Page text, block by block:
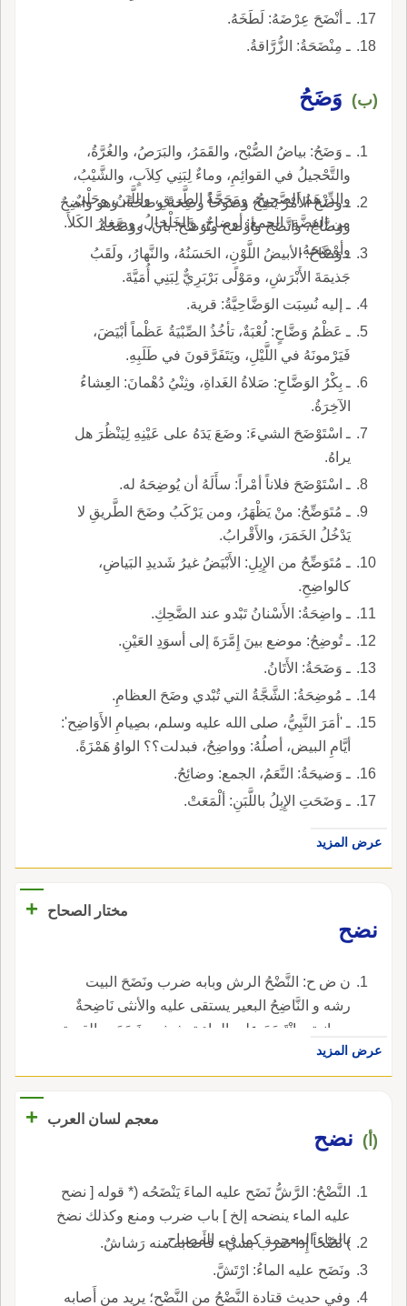
ـ أنْضَحَ عِرْضَهُ: لَطَخَهُ.
ـ مِنْضَحَةُ: الزُّرَّاقةُ.
(ب) وَضَحُ
ـ وَضَحُ: بياضُ الصُّبْح، والقَمَرُ، والبَرَصُ، والغُرَّةُ،
والتَّحْجيلُ في القوائِمِ، وماءٌ لِبَنِي كِلاَبٍ، والشَّيْبُ،
والدِّرْهَمُ الصَّحيحُ، ومَحَجَّةُ الطَّريقِ، واللَّبَنُ، وحَلْيٌ
من الفِضَّةِ، الجمع: أوضاحٌ، والخَلْخالُ، وصِغارُ الكَلأَ.
ـ وضَحَ الأَمْرُ يَضِحُ وضوحاً وضِحَةً وضَحَةً، وهو واضِحٌ
ووَضَّاحٌ، واتَّضَحَ وأوْضَحَ وتَوَضَّحَ: بانَ، ووَضَّحَهُ
وأوْضَحَهُ.
ـ وَضَّاحُ: الأبيضُ اللَّوْنِ، الحَسَنُهُ، والنَّهارُ، ولَقَبُ
جَذيمَةَ الأَبْرَشِ، ومَوْلًى بَرْبَرِيٌّ لِبَنِي أُمَيَّةَ.
ـ إليه نُسِبَت الوَضَّاحِيَّةُ: قرية.
ـ عَظْمُ وَضَّاحٍ: لُعْبَةٌ، تأخُذُ الصِّبْيَةُ عَظْماً أبْيَضَ،
فَيَرْمونَهُ في اللَّيْلِ، ويَتَفَرَّقونَ في طَلَبِهِ.
ـ بِكْرُ الوَضَّاحِ: صَلاةُ الغَداةِ، وثِنْيُ دُهْمانَ: العِشاءُ
الآخِرَةُ.
ـ اسْتَوْضَحَ الشيءَ: وضَعَ يَدَهُ على عَيْنِهِ لِيَنْظُرَ هل
يراهُ.
ـ اسْتَوْضَحَ فلاناً أمْراً: سأَلَهُ أن يُوضِحَهُ له.
ـ مُتَوَضِّحُ: منْ يَظْهَرُ، ومن يَرْكَبُ وضَحَ الطَّريقِ لا
يَدْخُلُ الخَمَرَ، والأَقْرابُ.
ـ مُتَوَضِّحُ من الإِبِلِ: الأَبْيَضُ غيرُ شَديدِ البَياضِ،
كالواضِحِ.
ـ واضِحَةُ: الأَسْنانُ تَبْدو عند الضَّحِكِ.
ـ تُوضِحُ: موضع بينَ إِمَّرَةَ إلى أسوَدِ العَيْنِ.
ـ وَضَحَةُ: الأَتَانُ.
ـ مُوضِحَةُ: الشَّجَّةُ التي تُبْدي وضَحَ العظامِ.
ـ 'أمَرَ النَّبِيُّ، صلى الله عليه وسلم، بصِيامِ الأَوَاضِح':
أيَّامِ البيض، أصلُهُ: وواضِحُ، فبدلت؟؟ الواوُ هَمْزَةً.
ـ وَضيحَةُ: النَّعَمُ، الجمع: وضائِحُ.
ـ وَضَحَتِ الإِبِلُ باللَّبَنِ: ألْمَعَتْ.
عرض المزيد
مختار الصحاح
+
نضح
ن ض ح: النَّضْحُ الرش وبابه ضرب ونَضَحَ البيت
رشه و النَّاضِحُ البعير يستقى عليه والأنثى نَاضِحةٌ
وسانية و انْتَضَحَ عليه الماء ترشش و نَضَحَتِ القربة
والخابية رشحت وبابه قطع و تَنْضَاحاً أيضا بالفتح.عرض المزيد
معجم لسان العرب +
(أ) نضح
النَّضْحُ: الرَّشُّ نَضَح عليه الماءَ يَنْضَحُه (* قوله [ نضح
عليه الماء ينضحه إلخ ] باب ضرب ومنع وكذلك نضخ
بالخاء المعجمة كما في المصباح.
) نَضْحاً إِذا ضرب بشيء فأَصابه منه رَشاشٌ.
ونَضَح عليه الماءُ: ارْتَشَّ.
وفي حديث قتادة النَّضْحُ من النَّضْحِ؛ يريد من أَصابه